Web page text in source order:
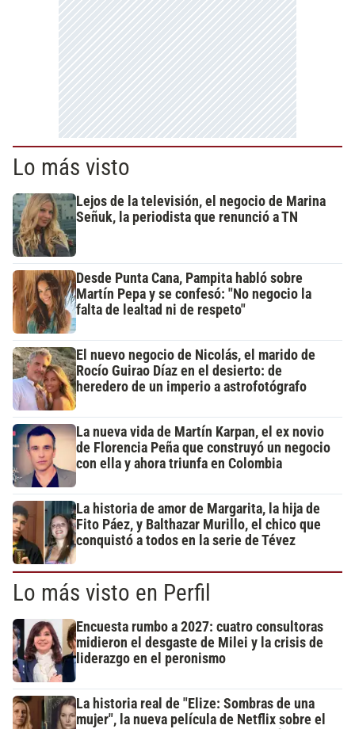
Lo más visto
Lejos de la televisión, el negocio de Marina
Señuk, la periodista que renunció a TN
Desde Punta Cana, Pampita habló sobre
Martín Pepa y se confesó: "No negocio la
falta de lealtad ni de respeto"
El nuevo negocio de Nicolás, el marido de
Rocío Guirao Díaz en el desierto: de
heredero de un imperio a astrofotógrafo
La nueva vida de Martín Karpan, el ex novio
de Florencia Peña que construyó un negocio
con ella y ahora triunfa en Colombia
La historia de amor de Margarita, la hija de
Fito Páez, y Balthazar Murillo, el chico que
conquistó a todos en la serie de Tévez
Lo más visto en Perfil
Encuesta rumbo a 2027: cuatro consultoras
midieron el desgaste de Milei y la crisis de
liderazgo en el peronismo
La historia real de "Elize: Sombras de una
mujer", la nueva película de Netflix sobre el